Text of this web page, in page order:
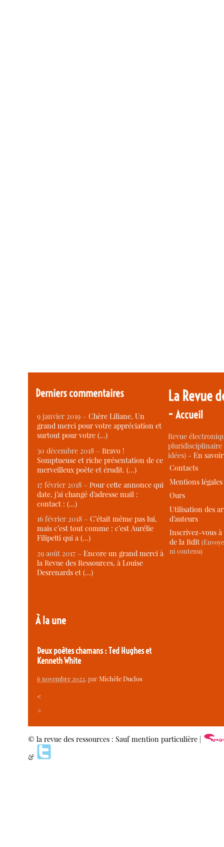
Derniers commentaires
9 janvier 2019 –Chère Liliane, Un
grand merci pour votre appréciation et
surtout pour votre (…)
30 décembre 2018 –Bravo !
Somptueuse et riche présentation de ce
merveilleux poète et érudit. (…)
17 février 2018 –Pour cette annonce qui
date, j’ai changé d’adresse mail :
contact : (…)
16 février 2018 –C’était même pas lui,
mais c’est tout comme : c’est Aurélie
Filipetti qui a (…)
29 août 2017 –Encore un grand merci à
la Revue des Ressources, à Louise
Desrenards et (…)
À la une
Deux poètes chamans : Ted Hughes et
Kenneth White
6 novembre 2022, parMichèle Duclos
<
>
La Revue
-Accueil
Revue
idées) -En
Contacts
Mentions légales
Ours
Utilisation des
d’auteurs
Inscrivez-vous
de la RdR
ni contenu)
© la revue des ressources : Sauf mention particulière |
&